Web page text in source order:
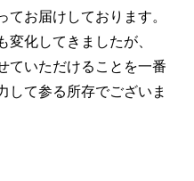
お届けしております。
化してきましたが、
ていただけることを一番
して参る所存でございま